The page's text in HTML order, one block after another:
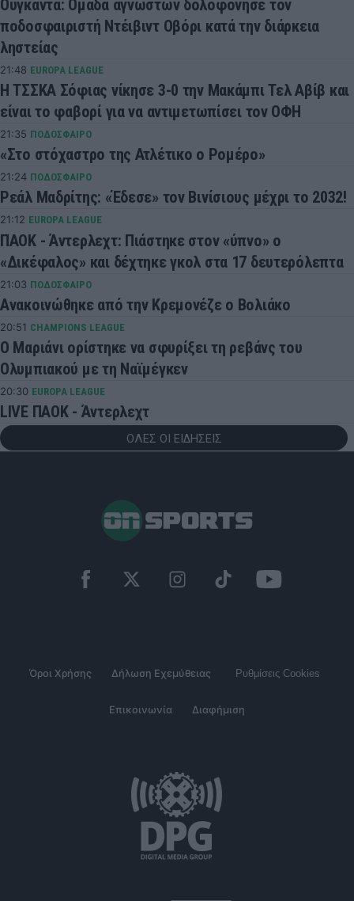
Ουγκάντα: Ομάδα αγνώστων δολοφόνησε τον
ποδοσφαιριστή Ντέιβιντ Οβόρι κατά την διάρκεια
ληστείας
21:48 EUROPA LEAGUE
Η ΤΣΣΚΑ Σόφιας νίκησε 3-0 την Μακάμπι Τελ Αβίβ και
είναι το φαβορί για να αντιμετωπίσει τον ΟΦΗ
21:35 ΠΟΔΟΣΦΑΙΡΟ
«Στο στόχαστρο της Ατλέτικο ο Ρομέρο»
21:24 ΠΟΔΟΣΦΑΙΡΟ
Ρεάλ Μαδρίτης: «Έδεσε» τον Βινίσιους μέχρι το 2032!
21:12 EUROPA LEAGUE
ΠΑΟΚ - Άντερλεχτ: Πιάστηκε στον «ύπνο» ο
«Δικέφαλος» και δέχτηκε γκολ στα 17 δευτερόλεπτα
21:03 ΠΟΔΟΣΦΑΙΡΟ
Ανακοινώθηκε από την Κρεμονέζε ο Βολιάκο
20:51 CHAMPIONS LEAGUE
Ο Μαριάνι ορίστηκε να σφυρίξει τη ρεβάνς του
Ολυμπιακού με τη Ναϊμέγκεν
20:30 EUROPA LEAGUE
LIVE ΠΑΟΚ - Άντερλεχτ
ΟΛΕΣ ΟΙ ΕΙΔΗΣΕΙΣ
Όροι Χρήσης Δήλωση Εχεμύθειας Ρυθμίσεις Cookies
Επικοινωνία Διαφήμιση